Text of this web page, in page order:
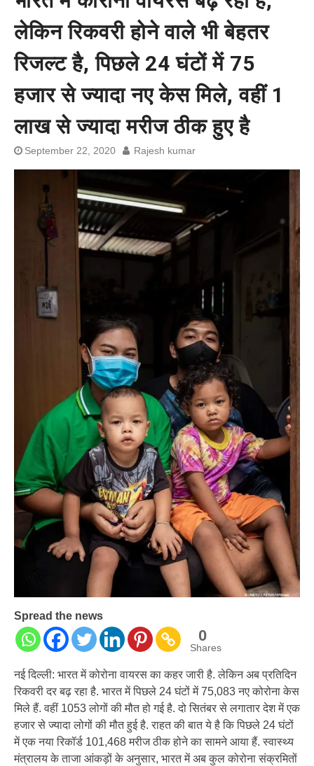
लेकिन रिकवरी होने वाले भी बेहतर
रिजल्ट है, पिछले 24 घंटों में 75
हजार से ज्यादा नए केस मिले, वहीं 1
लाख से ज्यादा मरीज ठीक हुए है
September 22, 2020 Rajesh kumar
Spread the news
0
Shares
नई दिल्ली: भारत में कोरोना वायरस का कहर जारी है. लेकिन अब प्रतिदिन
रिकवरी दर बढ़ रहा है. भारत में पिछले 24 घंटों में 75,083 नए कोरोना केस
मिले हैं. वहीं 1053 लोगों की मौत हो गई है. दो सितंबर से लगातार देश में एक
हजार से ज्यादा लोगों की मौत हुई है. राहत की बात ये है कि पिछले 24 घंटों
में एक नया रिकॉर्ड 101,468 मरीज ठीक होने का सामने आया हैं. स्वास्थ्य
मंत्रालय के ताजा आंकड़ों के अनुसार, भारत में अब कुल कोरोना संक्रमितों